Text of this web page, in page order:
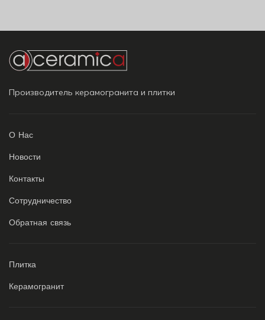
Производитель керамогранита и плитки
О Нас
Новости
Контакты
Сотрудничество
Обратная связь
Плитка
Керамогранит